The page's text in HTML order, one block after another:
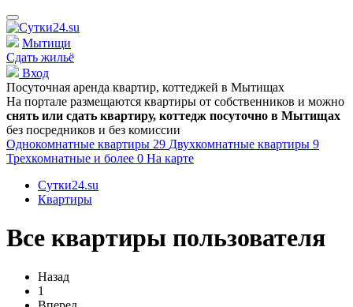
Мытищи
Сдать жильё
Вход
Посуточная аренда квартир, коттеджей в Мытищах
На портале размещаются квартиры от собственников и можно
снять или сдать квартиру, коттедж посуточно в Мытищах
без посредников и без комиссии
Однокомнатные квартиры 29 Двухкомнатные квартиры 9
Трехкомнатные и более 0 На карте
Сутки24.su
Квартиры
Все квартиры пользователя
Назад
1